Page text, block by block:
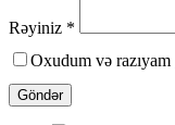
Rəyiniz *
Oxudum və razıyam
Göndər